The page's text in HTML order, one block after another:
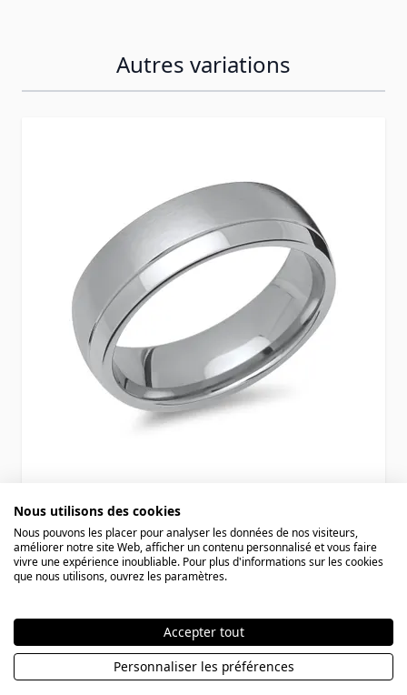
Autres variations
38,90 €
Nous utilisons des cookies
Nous pouvons les placer pour analyser les données de nos visiteurs,
améliorer notre site Web, afficher un contenu personnalisé et vous faire
vivre une expérience inoubliable. Pour plus d'informations sur les cookies
que nous utilisons, ouvrez les paramètres.
Accepter tout
Personnaliser les préférences